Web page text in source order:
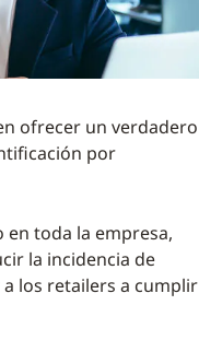
ofrecer un verdadero
por
en toda la empresa,
la incidencia de
los retailers a cumplir